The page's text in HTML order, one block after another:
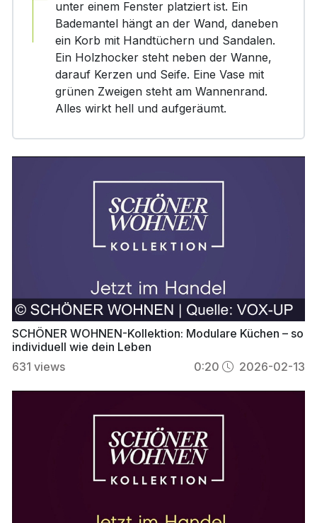
unter einem Fenster platziert ist. Ein
Bademantel hängt an der Wand, daneben
ein Korb mit Handtüchern und Sandalen.
Ein Holzhocker steht neben der Wanne,
darauf Kerzen und Seife. Eine Vase mit
grünen Zweigen steht am Wannenrand.
Alles wirkt hell und aufgeräumt.
SCHÖNER WOHNEN-Kollektion: Modulare Küchen – so
individuell wie dein Leben
631 views 0:20 2026-02-13